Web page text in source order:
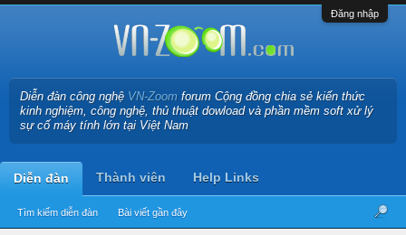
Đăng nhập
Diễn đàn công nghệ VN-Zoom forum Cộng đồng chia sẻ kiến thức
kinh nghiệm, công nghệ, thủ thuật dowload và phần mềm soft xử lý
sự cố máy tính lớn tại Việt Nam
Diễn đàn
Tìm kiếm diễn đàn Bài viết gần đây
Thành viên Help Links